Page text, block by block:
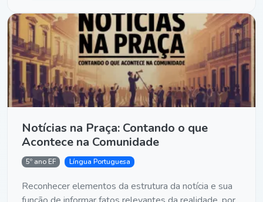
Notícias na Praça: Contando o que
Acontece na Comunidade
5º ano EF Língua Portuguesa
Reconhecer elementos da estrutura da notícia e sua